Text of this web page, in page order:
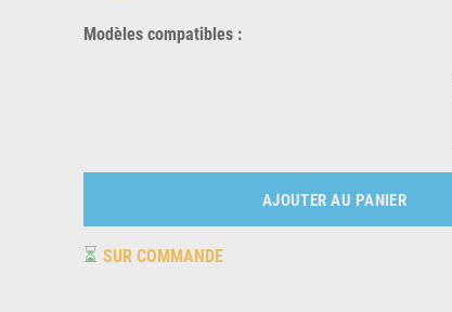
Modèles compatibles :
AJOUTER AU PANIER
⏳ SUR COMMANDE